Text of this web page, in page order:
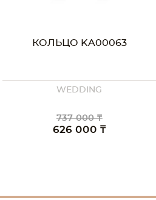
КОЛЬЦО KA00063
WEDDING
737 000 ₸
626 000 ₸